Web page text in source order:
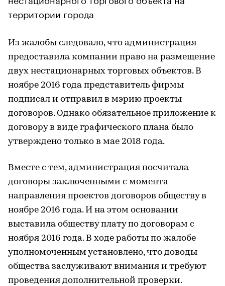
территории города
Из жалобы следовало, что администрация
предоставила компании право на размещение
двух нестационарных торговых объектов. В
ноябре 2016 года представитель фирмы
подписал и отправил в мэрию проекты
договоров. Однако обязательное приложение к
договору в виде графического плана было
утверждено только в мае 2018 года.
Вместе с тем, администрация посчитала
договоры заключенными с момента
направления проектов договоров обществу в
ноябре 2016 года. И на этом основании
выставила обществу плату по договорам с
ноября 2016 года. В ходе работы по жалобе
уполномоченным установлено, что доводы
общества заслуживают внимания и требуют
проведения дополнительной проверки.